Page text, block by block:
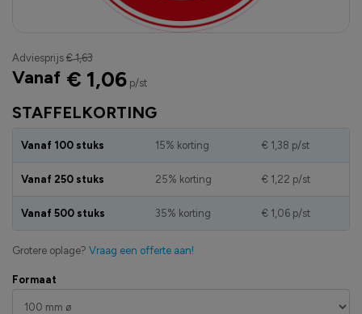
Formaat
STAFFELKORTING
Vanaf 100 stuks 15% korting € 1,38 p/st
Vanaf 250 stuks 25% korting € 1,22 p/st
Vanaf 500 stuks 35% korting € 1,06p/st
Grotere oplage? Vraag een offerte aan!
Adviesprijs € 1,63
Vanaf € 1,06p/st